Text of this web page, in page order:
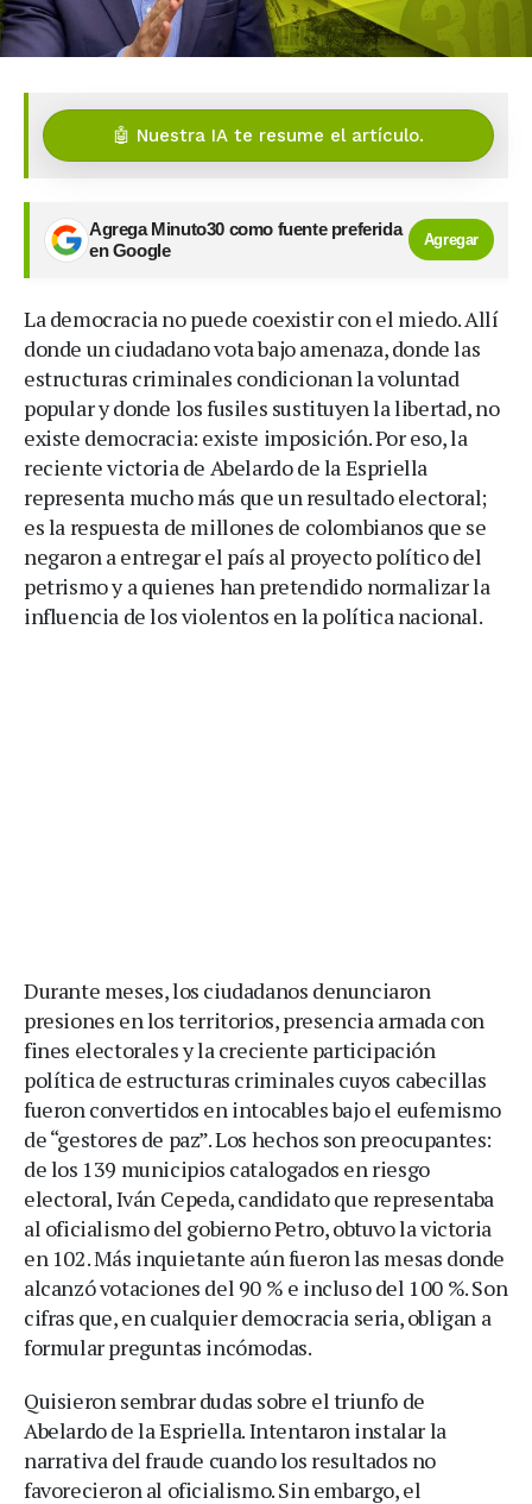
🤖 Nuestra IA te resume el artículo.
Agrega Minuto30 como fuente preferida
en Google
Agregar
La democracia no puede coexistir con el miedo. Allí
donde un ciudadano vota bajo amenaza, donde las
estructuras criminales condicionan la voluntad
popular y donde los fusiles sustituyen la libertad, no
existe democracia: existe imposición. Por eso, la
reciente victoria de Abelardo de la Espriella
representa mucho más que un resultado electoral;
es la respuesta de millones de colombianos que se
negaron a entregar el país al proyecto político del
petrismo y a quienes han pretendido normalizar la
influencia de los violentos en la política nacional.
Durante meses, los ciudadanos denunciaron
presiones en los territorios, presencia armada con
fines electorales y la creciente participación
política de estructuras criminales cuyos cabecillas
fueron convertidos en intocables bajo el eufemismo
de “gestores de paz”. Los hechos son preocupantes:
de los 139 municipios catalogados en riesgo
electoral, Iván Cepeda, candidato que representaba
al oficialismo del gobierno Petro, obtuvo la victoria
en 102. Más inquietante aún fueron las mesas donde
alcanzó votaciones del 90 % e incluso del 100 %. Son
cifras que, en cualquier democracia seria, obligan a
formular preguntas incómodas.
Quisieron sembrar dudas sobre el triunfo de
Abelardo de la Espriella. Intentaron instalar la
narrativa del fraude cuando los resultados no
favorecieron al oficialismo. Sin embargo, el